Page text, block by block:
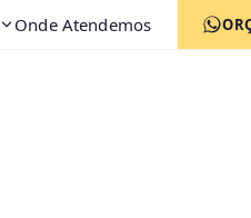
Onde Atendemos